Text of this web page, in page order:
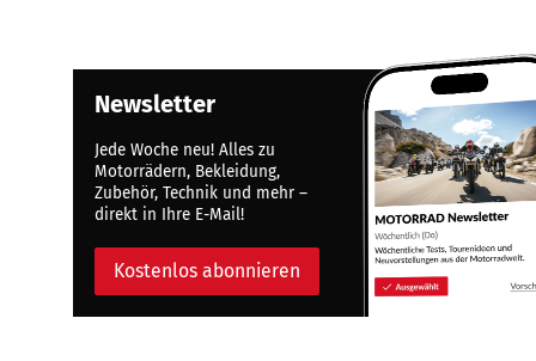
Newsletter
Jede Woche neu! Alles zu
Motorrädern, Bekleidung,
Zubehör, Technik und mehr –
direkt in Ihre E-Mail!
Kostenlos abonnieren